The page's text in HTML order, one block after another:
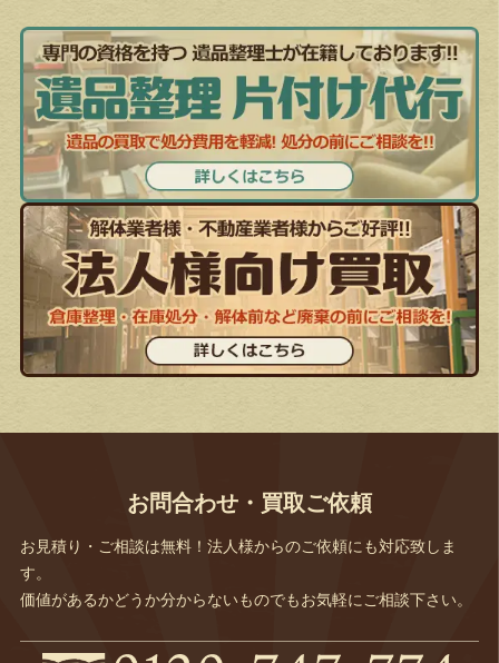
お問合わせ・買取ご依頼
お見積り・ご相談は無料！法人様からのご依頼にも対応致しま
す。
価値があるかどうか分からないものでもお気軽にご相談下さい。